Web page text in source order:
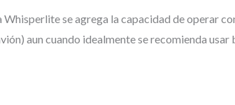
se agrega la capacidad de operar
aun cuando idealmente se recomienda usar